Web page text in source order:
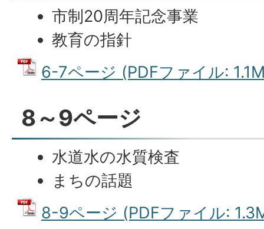
市制20周年記念事業
教育の指針
6-7ページ (PDFファイル:
8～9ページ
水道水の水質検査
まちの話題
8-9ページ (PDFファイル: